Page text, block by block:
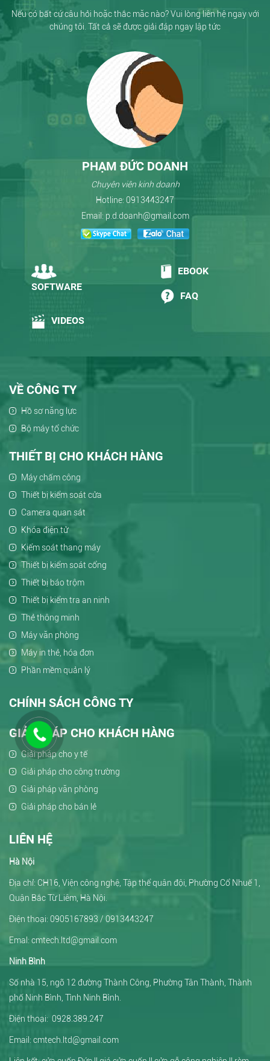
Nếu có bất cứ câu hỏi hoặc thắc măc nào? Vui lòng liên hệ ngay với
chúng tôi. Tất cả sẽ được giải đáp ngay lập tức
PHẠM ĐỨC DOANH
Chuyên viên kinh doanh
Hotline: 0913443247
Email: p.d.doanh@gmail.com
SOFTWARE
EBOOK
FAQ
VIDEOS
VỀ CÔNG TY
Hồ sơ năng lực
Bộ máy tổ chức
THIẾT BỊ CHO KHÁCH HÀNG
Máy chấm công
Thiết bị kiểm soát cửa
Camera quan sát
Khóa điện tử
Kiểm soát thang máy
Thiết bị kiểm soát cổng
Thiết bị báo trộm
Thiết bị kiểm tra an ninh
Thẻ thông minh
Máy văn phòng
Máy in thẻ, hóa đơn
Phần mềm quản lý
CHÍNH SÁCH CÔNG TY
GIẢI PHÁP CHO KHÁCH HÀNG
Giải pháp cho y tế
Giải pháp cho công trường
Giải pháp văn phòng
Giải pháp cho bán lẻ
LIÊN HỆ
Hà Nội
Địa chỉ: CH16, Viện công nghệ, Tập thể quân đội, Phường Cổ Nhuế 1,
Quận Bắc Từ Liêm, Hà Nội.
Điện thoại: 0905167893 / 0913443247
Emal: cmtech.ltd@gmail.com
Ninh Bình
Số nhà 15, ngõ 12 đường Thành Công, Phường Tân Thành, Thành
phố Ninh Bình, Tình Ninh Bình.
Điện thoại: 0928.389.247
Email: cmtech.ltd@gmail.com